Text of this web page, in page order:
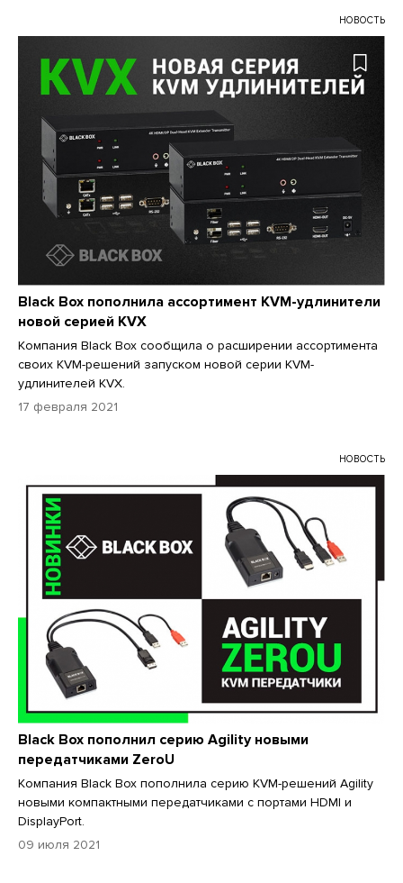
НОВОСТЬ
Black Box пополнила ассортимент KVM-удлинители
новой серией KVX
Компания Black Box сообщила о расширении ассортимента
своих KVM-решений запуском новой серии KVM-
удлинителей KVX.
17 февраля 2021
НОВОСТЬ
Black Box пополнил серию Agility новыми
передатчиками ZeroU
Компания Black Box пополнила серию KVM-решений Agility
новыми компактными передатчиками с портами HDMI и
DisplayPort.
09 июля 2021